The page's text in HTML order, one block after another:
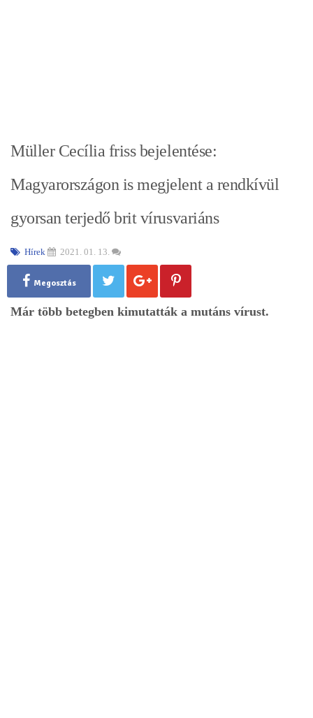
Müller Cecília friss bejelentése:
Magyarországon is megjelent a rendkívül
gyorsan terjedő brit vírusvariáns
Hírek 2021. 01. 13.
Megosztás
Már több betegben kimutatták a mutáns vírust.